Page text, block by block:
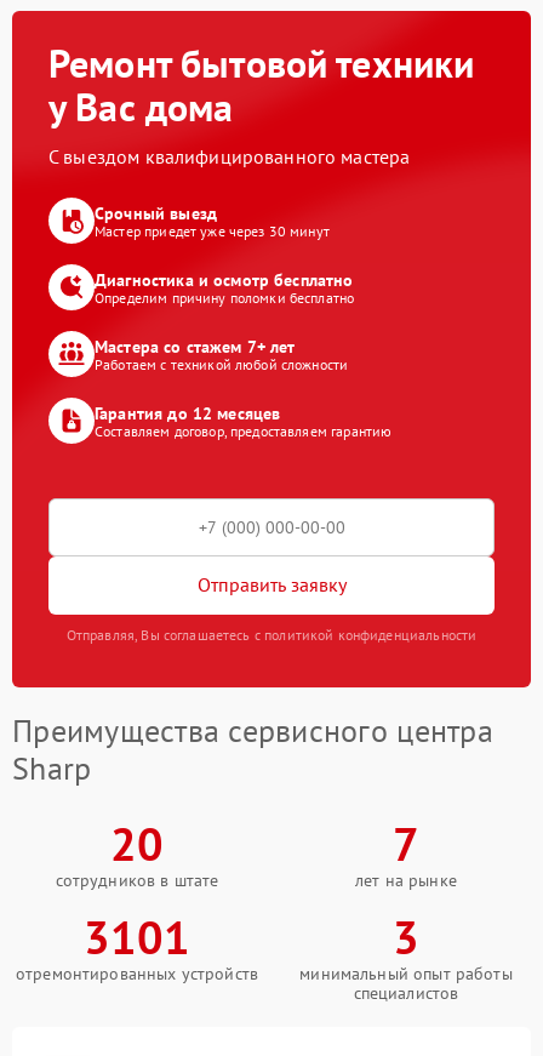
Ремонт бытовой техники
у Вас дома
С выездом квалифицированного мастера
Срочный выезд
Мастер приедет уже через 30 минут
Диагностика и осмотр бесплатно
Определим причину поломки бесплатно
Мастера со стажем 7+ лет
Работаем с техникой любой сложности
Гарантия до 12 месяцев
Составляем договор, предоставляем гарантию
Отправить заявку
Отправляя, Вы соглашаетесь с политикой конфиденциальности
Преимущества сервисного центра
Sharp
20
сотрудников в штате
7
лет на рынке
3101
отремонтированных устройств
3
минимальный опыт работы
специалистов